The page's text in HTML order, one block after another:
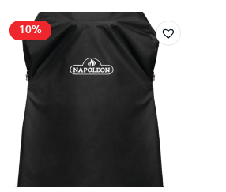
10%